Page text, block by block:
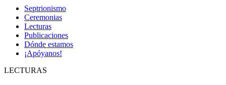
Septrionismo
Ceremonias
Lecturas
Publicaciones
Dónde estamos
¡Apóyanos!
LECTURAS